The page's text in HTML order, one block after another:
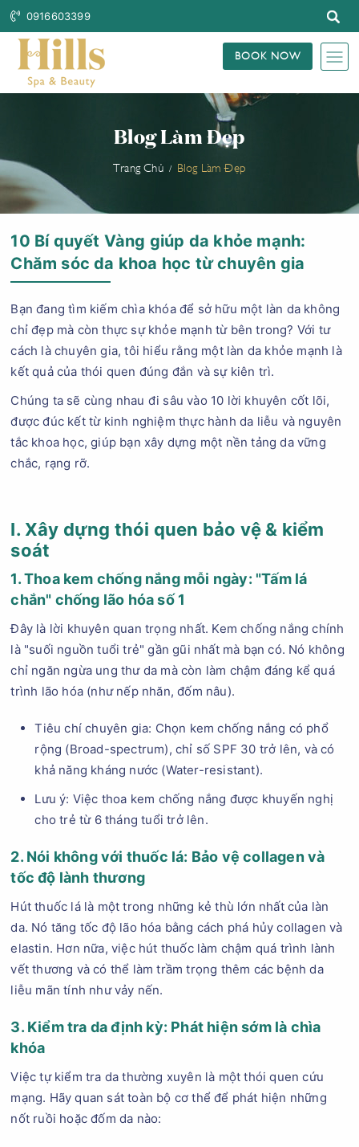
0916603399
BOOK NOW
Blog Làm Đẹp
Trang Chủ Blog Làm Đẹp
10 Bí quyết Vàng giúp da khỏe mạnh:
Chăm sóc da khoa học từ chuyên gia
Bạn đang tìm kiếm chìa khóa để sở hữu một làn da không
chỉ đẹp mà còn thực sự khỏe mạnh từ bên trong? Với tư
cách là chuyên gia, tôi hiểu rằng một làn da khỏe mạnh là
kết quả của thói quen đúng đắn và sự kiên trì.
Chúng ta sẽ cùng nhau đi sâu vào 10 lời khuyên cốt lõi,
được đúc kết từ kinh nghiệm thực hành da liễu và nguyên
tắc khoa học, giúp bạn xây dựng một nền tảng da vững
chắc, rạng rỡ.
I. Xây dựng thói quen bảo vệ & kiểm
soát
1. Thoa kem chống nắng mỗi ngày: "Tấm lá
chắn" chống lão hóa số 1
Đây là lời khuyên quan trọng nhất. Kem chống nắng chính
là "suối nguồn tuổi trẻ" gần gũi nhất mà bạn có. Nó không
chỉ ngăn ngừa ung thư da mà còn làm chậm đáng kể quá
trình lão hóa (như nếp nhăn, đốm nâu).
Tiêu chí chuyên gia: Chọn kem chống nắng có phổ
rộng (Broad-spectrum), chỉ số SPF 30 trở lên, và có
khả năng kháng nước (Water-resistant).
Lưu ý: Việc thoa kem chống nắng được khuyến nghị
cho trẻ từ 6 tháng tuổi trở lên.
2. Nói không với thuốc lá: Bảo vệ collagen và
tốc độ lành thương
Hút thuốc lá là một trong những kẻ thù lớn nhất của làn
da. Nó tăng tốc độ lão hóa bằng cách phá hủy collagen và
elastin. Hơn nữa, việc hút thuốc làm chậm quá trình lành
vết thương và có thể làm trầm trọng thêm các bệnh da
liễu mãn tính như vảy nến.
3. Kiểm tra da định kỳ: Phát hiện sớm là chìa
khóa
Việc tự kiểm tra da thường xuyên là một thói quen cứu
mạng. Hãy quan sát toàn bộ cơ thể để phát hiện những
nốt ruồi hoặc đốm da nào: